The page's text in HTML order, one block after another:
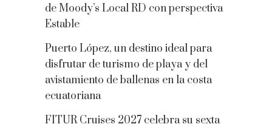
de Moody’s Local RD con perspectiva
Estable
Puerto López, un destino ideal para
disfrutar de turismo de playa y del
avistamiento de ballenas en la costa
ecuatoriana
FITUR Cruises 2027 celebra su sexta